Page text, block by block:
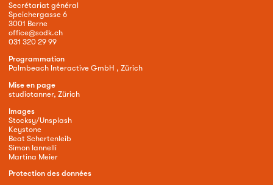
Secrétariat général
Speichergasse 6
3001 Berne
office@sodk.ch
031 320 29 99
Programmation
Palmbeach Interactive GmbH , Zürich
Mise en page
studiotanner, Zürich
Images
Stocksy/Unsplash
Keystone
Beat Schertenleib
Simon Iannelli
Martina Meier
Protection des données